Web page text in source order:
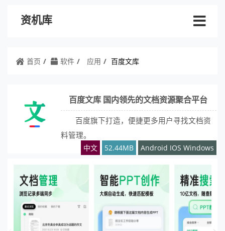
资机库
首页 软件 应用 百度文库
百度文库 国内领先的文档资源聚合平台
百度旗下打造，便捷更多用户寻找文档资
料管理。
中文 52.44MB Android IOS Windows